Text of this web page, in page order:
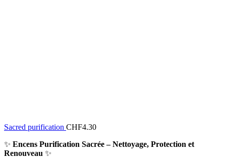
Sacred purification CHF4.30
✨ Encens Purification Sacrée – Nettoyage, Protection et
Renouveau ✨